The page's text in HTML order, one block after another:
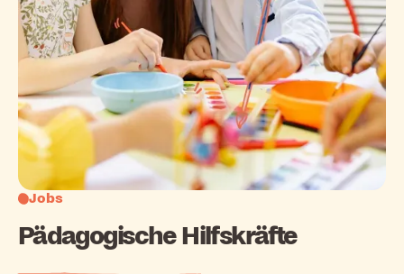
Jobs
Pädagogische Hilfskräfte